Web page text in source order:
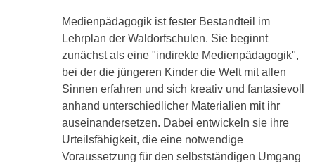
Medienpädagogik ist fester Bestandteil im
Lehrplan der Waldorfschulen. Sie beginnt
zunächst als eine "indirekte Medienpädagogik",
bei der die jüngeren Kinder die Welt mit allen
Sinnen erfahren und sich kreativ und fantasievoll
anhand unterschiedlicher Materialien mit ihr
auseinandersetzen. Dabei entwickeln sie ihre
Urteilsfähigkeit, die eine notwendige
Voraussetzung für den selbstständigen Umgang